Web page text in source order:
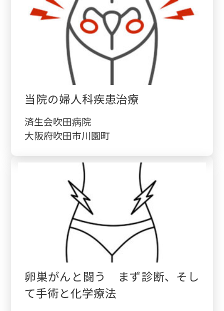
当院の婦人科疾患治療
済生会吹田病院
大阪府吹田市川園町
卵巣がんと闘う まず診断、そし
て手術と化学療法